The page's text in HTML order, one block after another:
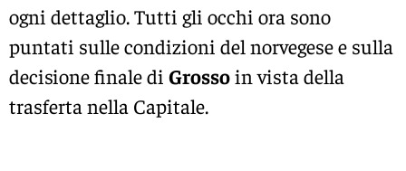
ogni dettaglio. Tutti gli occhi ora sono
puntati sulle condizioni del norvegese e sulla
decisione finale di Grossoin vista della
trasferta nella Capitale.